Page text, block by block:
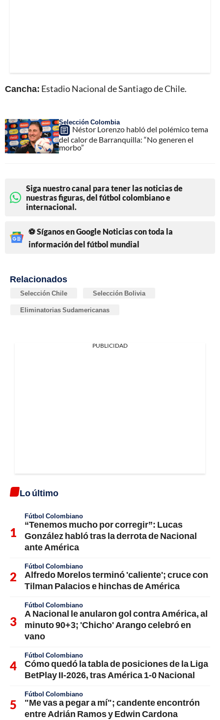
Cancha: Estadio Nacional de Santiago de Chile.
Selección Colombia
Néstor Lorenzo habló del polémico tema
del calor de Barranquilla: “No generen el
morbo”
Siga nuestro canal para tener las noticias de
nuestras figuras, del fútbol colombiano e
internacional.
⚽ Síganos en Google Noticias con toda la
información del fútbol mundial
Relacionados
Selección Chile Selección Bolivia
Eliminatorias Sudamericanas
PUBLICIDAD
Lo último
Fútbol Colombiano
“Tenemos mucho por corregir”: Lucas
González habló tras la derrota de Nacional
ante América
Fútbol Colombiano
Alfredo Morelos terminó 'caliente'; cruce con
Tilman Palacios e hinchas de América
Fútbol Colombiano
A Nacional le anularon gol contra América, al
minuto 90+3; 'Chicho' Arango celebró en
vano
Fútbol Colombiano
Cómo quedó la tabla de posiciones de la Liga
BetPlay II-2026, tras América 1-0 Nacional
Fútbol Colombiano
"Me vas a pegar a mí"; candente encontrón
entre Adrián Ramos y Edwin Cardona